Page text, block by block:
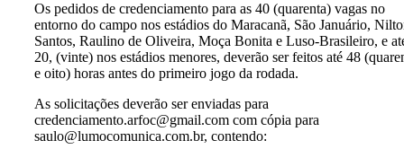
Os pedidos de credenciamento para as 40 (quarenta) vagas no
entorno do campo nos estádios do Maracanã, São Januário,
Santos, Raulino de Oliveira, Moça Bonita e Luso-Brasileiro, e
20, (vinte) nos estádios menores, deverão ser feitos até 48
e oito) horas antes do primeiro jogo da rodada.
As solicitações deverão ser enviadas para
credenciamento.arfoc@gmail.com com cópia para
saulo@lumocomunica.com.br, contendo: